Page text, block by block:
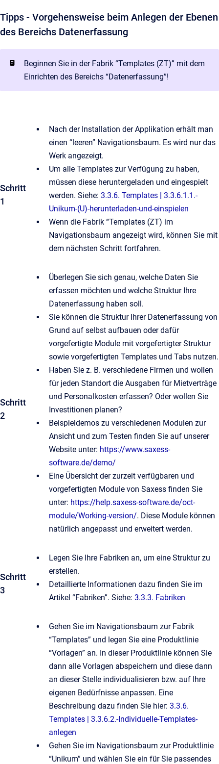
Tipps - Vorgehensweise beim Anlegen der Ebenen
des Bereichs Datenerfassung
Beginnen Sie in der Fabrik “Templates (ZT)” mit dem
Einrichten des Bereichs “Datenerfassung”!
Schritt
1
Nach der Installation der Applikation erhält man
einen “leeren” Navigationsbaum. Es wird nur das
Werk angezeigt.
Um alle Templates zur Verfügung zu haben,
müssen diese heruntergeladen und eingespielt
werden. Siehe: 3.3.6. Templates | 3.3.6.1.1.-
Unikum-(U)-herunterladen-und-einspielen
Wenn die Fabrik “Templates (ZT) im
Navigationsbaum angezeigt wird, können Sie mit
dem nächsten Schritt fortfahren.
Schritt
2
Überlegen Sie sich genau, welche Daten Sie
erfassen möchten und welche Struktur Ihre
Datenerfassung haben soll.
Sie können die Struktur Ihrer Datenerfassung von
Grund auf selbst aufbauen oder dafür
vorgefertigte Module mit vorgefertigter Struktur
sowie vorgefertigten Templates und Tabs nutzen.
Haben Sie z. B. verschiedene Firmen und wollen
für jeden Standort die Ausgaben für Mietverträge
und Personalkosten erfassen? Oder wollen Sie
Investitionen planen?
Beispieldemos zu verschiedenen Modulen zur
Ansicht und zum Testen finden Sie auf unserer
Website unter: https://www.saxess-
software.de/demo/
Eine Übersicht der zurzeit verfügbaren und
vorgefertigten Module von Saxess finden Sie
unter: https://help.saxess-software.de/oct-
module/Working-version/. Diese Module können
natürlich angepasst und erweitert werden.
Schritt
3
Legen Sie Ihre Fabriken an, um eine Struktur zu
erstellen.
Detaillierte Informationen dazu finden Sie im
Artikel “Fabriken”. Siehe: 3.3.3. Fabriken
Gehen Sie im Navigationsbaum zur Fabrik
“Templates” und legen Sie eine Produktlinie
“Vorlagen” an. In dieser Produktlinie können Sie
dann alle Vorlagen abspeichern und diese dann
an dieser Stelle individualisieren bzw. auf Ihre
eigenen Bedürfnisse anpassen. Eine
Beschreibung dazu finden Sie hier: 3.3.6.
Templates | 3.3.6.2.-Individuelle-Templates-
anlegen
Gehen Sie im Navigationsbaum zur Produktlinie
“Unikum” und wählen Sie ein für Sie passendes